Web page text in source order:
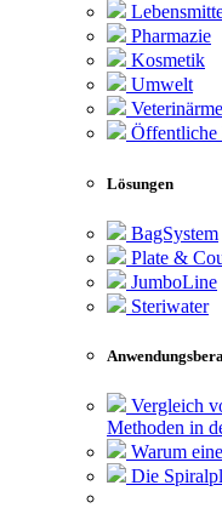
Pharmazie
Kosmetik
Umwelt
Öffentliche
Lösungen
BagSystem
Plate &
JumboLine
Steriwater
Vergleich
Methoden in
Warum
Die